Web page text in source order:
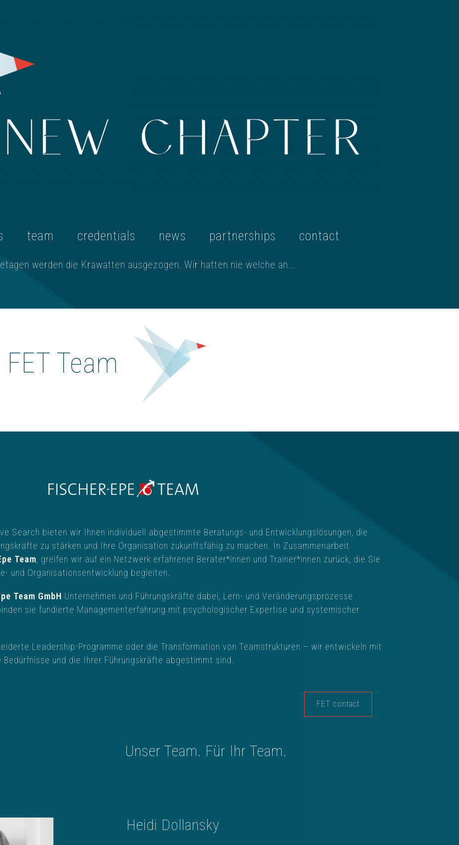
team credentials news partnerships contact
werden die Krawatten ausgezogen. Wir hatten nie welche an...
FET Team
Search bieten wir Ihnen individuell abgestimmte Beratungs- und Entwicklungslösungen, die
zu stärken und Ihre Organisation zukunftsfähig zu machen. In Zusammenarbeit
Team greifen wir auf ein Netzwerk erfahrener Berater*innen und Trainer*innen zurück, die Sie
und Organisationsentwicklung begleiten.
Team GmbH Unternehmen und Führungskräfte dabei, Lern- und Veränderungsprozesse
sie fundierte Managementerfahrung mit psychologischer Expertise und systemischer
Leadership-Programme oder die Transformation von Teamstrukturen – wir entwickeln mit
und die Ihrer Führungskräfte abgestimmt sind.
FET contact
Unser Team. Für Ihr Team.
Heidi Dollansky